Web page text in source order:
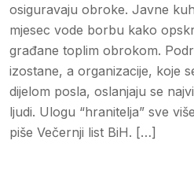
osiguravaju obroke. Javne
mjesec vode borbu kako
građane toplim obrokom.
izostane, a organizacije, koje
dijelom posla, oslanjaju se
ljudi. Ulogu “hranitelja” sve
piše Večernji list BiH. […]